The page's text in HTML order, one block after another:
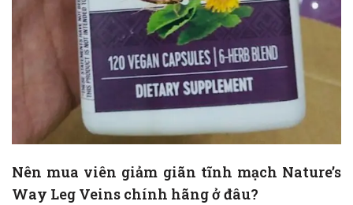
Nên mua viên giảm giãn tĩnh mạch Nature’s
Way Leg Veins chính hãng ở đâu?